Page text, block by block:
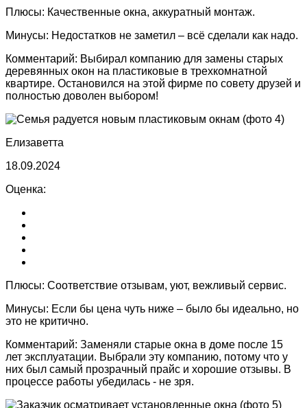
Плюсы: Качественные окна, аккуратный монтаж.
Минусы: Недостатков не заметил – всё сделали как надо.
Комментарий: Выбирал компанию для замены старых
деревянных окон на пластиковые в трехкомнатной
квартире. Остановился на этой фирме по совету друзей и
полностью доволен выбором!
Елизаветта
18.09.2024
Оценка:
Плюсы: Соответствие отзывам, уют, вежливый сервис.
Минусы: Если бы цена чуть ниже – было бы идеально, но
это не критично.
Комментарий: Заменяли старые окна в доме после 15
лет эксплуатации. Выбрали эту компанию, потому что у
них был самый прозрачный прайс и хорошие отзывы. В
процессе работы убедилась - не зря.